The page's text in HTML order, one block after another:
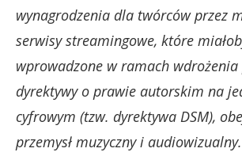
wynagrodzenia dla twórców przez
serwisy streamingowe, które
wprowadzone w ramach wdrożenia
dyrektywy o prawie autorskim na
cyfrowym (tzw. dyrektywa DSM),
przemysł muzyczny i